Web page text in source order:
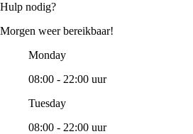
Hulp nodig?
Morgen weer bereikbaar!
Monday
08:00 - 22:00 uur
Tuesday
08:00 - 22:00 uur